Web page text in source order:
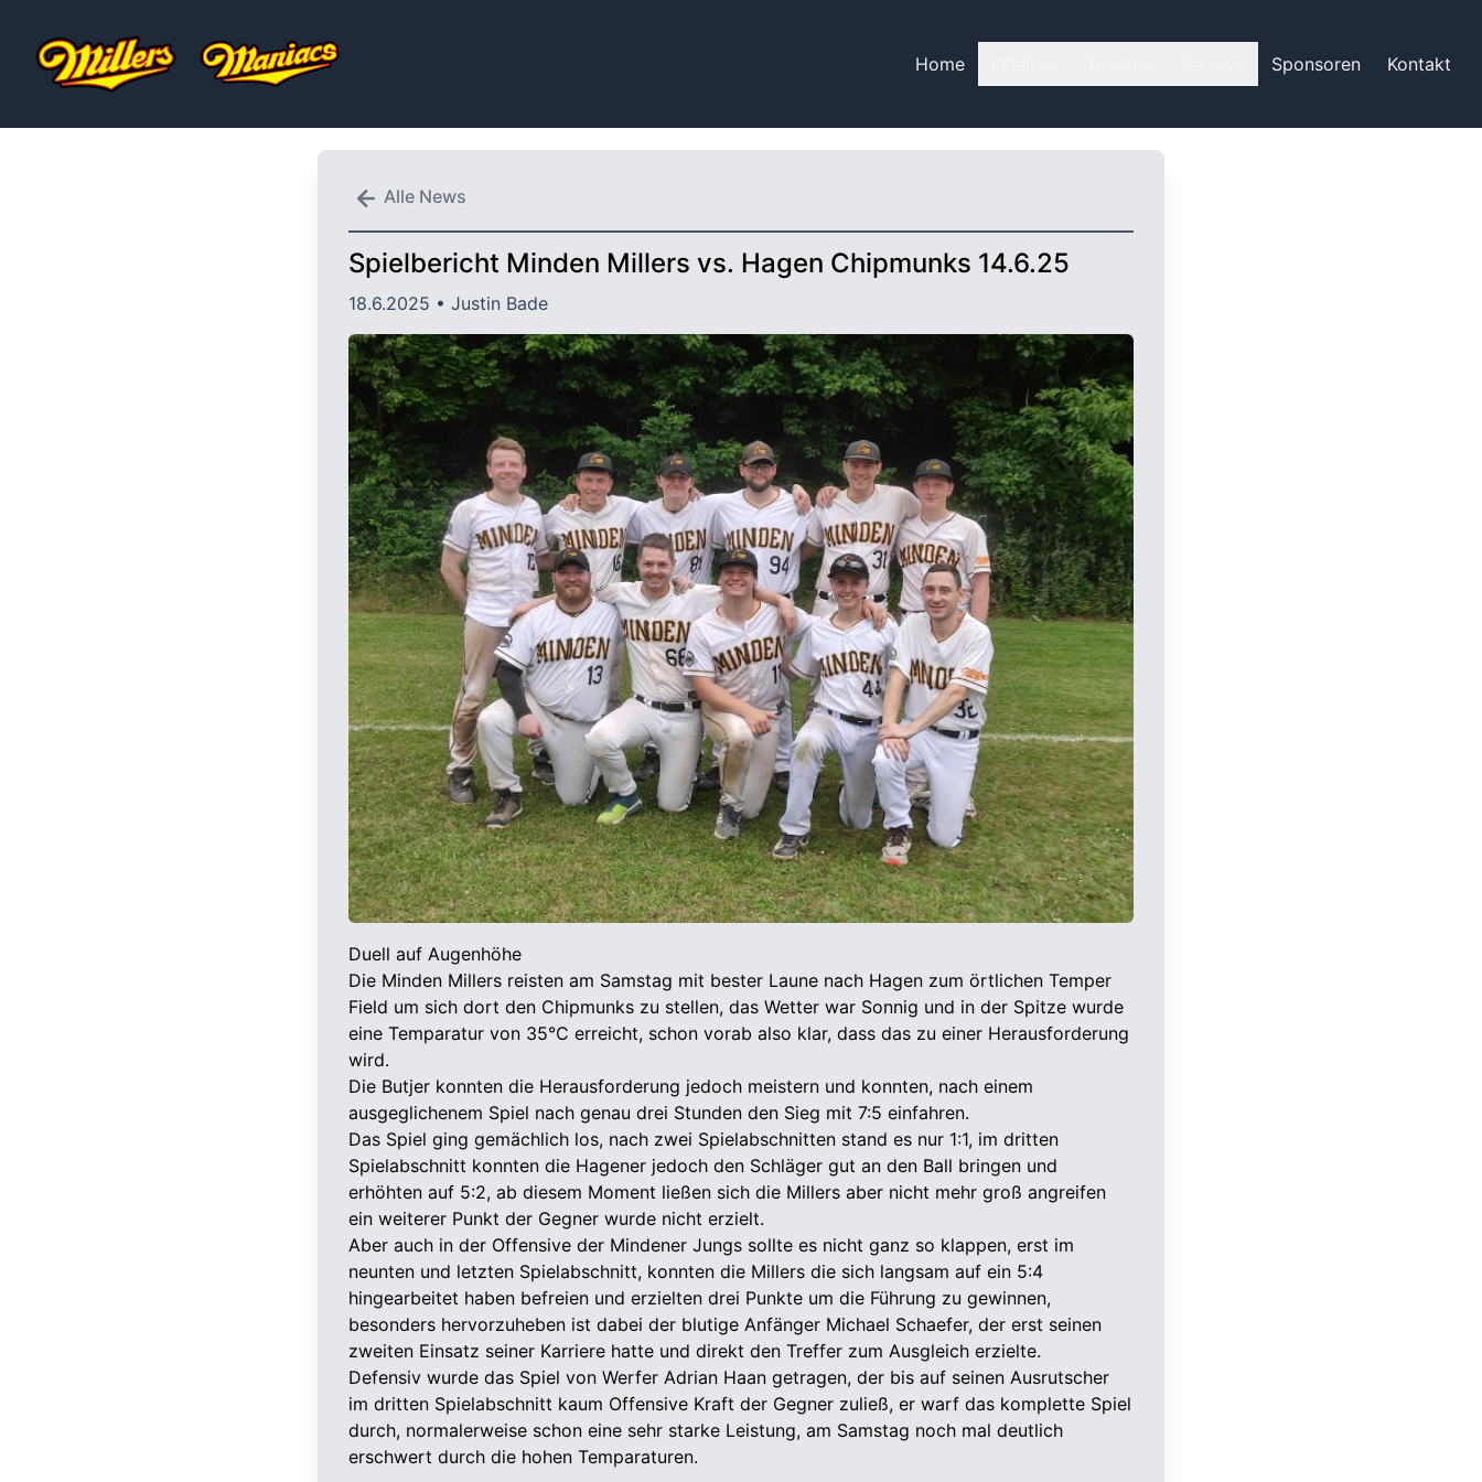
Home Sponsoren Kontakt
Alle News
Spielbericht Minden Millers vs. Hagen Chipmunks 14.6.25
18.6.2025 • Justin Bade
Duell auf Augenhöhe
Die Minden Millers reisten am Samstag mit bester Laune nach Hagen zum örtlichen Temper
Field um sich dort den Chipmunks zu stellen, das Wetter war Sonnig und in der Spitze wurde
eine Temparatur von 35°C erreicht, schon vorab also klar, dass das zu einer Herausforderung
wird.
Die Butjer konnten die Herausforderung jedoch meistern und konnten, nach einem
ausgeglichenem Spiel nach genau drei Stunden den Sieg mit 7:5 einfahren.
Das Spiel ging gemächlich los, nach zwei Spielabschnitten stand es nur 1:1, im dritten
Spielabschnitt konnten die Hagener jedoch den Schläger gut an den Ball bringen und
erhöhten auf 5:2, ab diesem Moment ließen sich die Millers aber nicht mehr groß angreifen
ein weiterer Punkt der Gegner wurde nicht erzielt.
Aber auch in der Offensive der Mindener Jungs sollte es nicht ganz so klappen, erst im
neunten und letzten Spielabschnitt, konnten die Millers die sich langsam auf ein 5:4
hingearbeitet haben befreien und erzielten drei Punkte um die Führung zu gewinnen,
besonders hervorzuheben ist dabei der blutige Anfänger Michael Schaefer, der erst seinen
zweiten Einsatz seiner Karriere hatte und direkt den Treffer zum Ausgleich erzielte.
Defensiv wurde das Spiel von Werfer Adrian Haan getragen, der bis auf seinen Ausrutscher
im dritten Spielabschnitt kaum Offensive Kraft der Gegner zuließ, er warf das komplette Spiel
durch, normalerweise schon eine sehr starke Leistung, am Samstag noch mal deutlich
erschwert durch die hohen Temparaturen.